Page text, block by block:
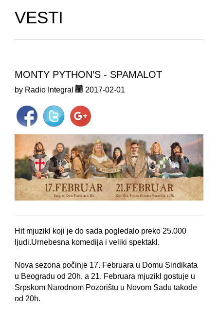
VESTI
MONTY PYTHON’S - SPAMALOT
by Radio Integral 2017-02-01
Hit mjuzikl koji je do sada pogledalo preko 25.000
ljudi.Urnebesna komedija i veliki spektakl.
Nova sezona počinje 17. Februara u Domu Sindikata
u Beogradu od 20h, a 21. Februara mjuzikl gostuje u
Srpskom Narodnom Pozorištu u Novom Sadu takođe
od 20h.